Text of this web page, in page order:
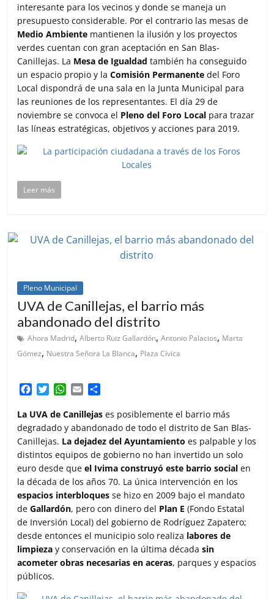
interesante para los vecinos y donde se maneja un
presupuesto considerable. Por el contrario las mesas de
Medio Ambiente mantienen la ilusión y los proyectos
verdes cuentan con gran aceptación en San Blas-
Canillejas. La Mesa de Igualdad también ha conseguido
un espacio propio y laComisión Permanente del Foro
Local dispondrá de una sala en la Junta Municipal para
las reuniones de los representantes. El día 29 de
noviembre se convoca el Pleno del Foro Local para trazar
las líneas estratégicas, objetivos y acciones para 2019.
Leer más
Pleno Municipal
UVA de Canillejas, el barrio más
abandonado del distrito
Ahora Madrid,Alberto Ruiz Gallardón,Antonio Palacios, Marta
Gómez, Nuestra Señora La Blanca, Plaza Cívica
c
e
b
o
k
i
t
t
e
W
a
t
s
A
p
a
i
l
m
p
a
r
t
i
r
La UVA de Canillejas es posiblemente el barrio más
degradado y abandonado de todo el distrito de San Blas-
Canillejas. La dejadez del Ayuntamiento es palpable y los
distintos equipos de gobierno no han invertido un solo
euro desde queel Ivima construyó este barrio social en
la década de los años 70. La única intervención en los
espacios interbloques se hizo en 2009 bajo el mandato
deGallardón, pero con dinero del Plan E (Fondo Estatal
de Inversión Local) del gobierno de Rodríguez Zapatero;
desde entonces el municipio solo realiza labores de
limpieza y conservación en la última décadasin
acometer obras necesarias en aceras, parques y espacios
públicos.